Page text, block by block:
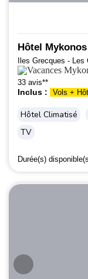
Hôtel
Iles Grecques - Les
33 avis**
Inclus : Vols +
Hôtel Climatisé
TV
Durée(s)